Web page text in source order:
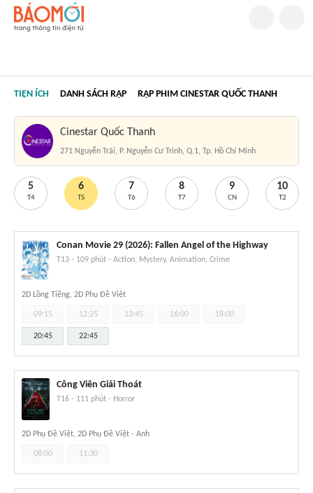
TIỆN ÍCH DANH SÁCH RẠP RẠP PHIM CINESTAR QUỐC THANH
Cinestar Quốc Thanh
271 Nguyễn Trãi, P. Nguyễn Cư Trinh, Q.1, Tp. Hồ Chí Minh
5
T4
6
T5
7
T6
8
T7
9
CN
10
T2
Conan Movie 29 (2026): Fallen Angel of the Highway
T13 - 109 phút - Action, Mystery, Animation, Crime
2D Lồng Tiếng, 2D Phụ Đề Việt
09:15 12:25 13:45 16:00 18:00
20:45 22:45
Công Viên Giải Thoát
T16 - 111 phút - Horror
2D Phụ Đề Việt, 2D Phụ Đề Việt - Anh
08:00 11:30